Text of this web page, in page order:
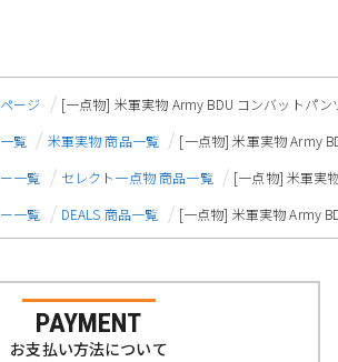
ージ
[一点物] 米軍実物 Army BDU コンバットパ
覧 米軍実物 商品一覧
[一点物] 米軍実物 Army
一覧 セレクト一点物 商品一覧
[一点物] 米軍実
一覧 DEALS 商品一覧 [一点物] 米軍実物 Army
PAYMENT
お支払い方法について